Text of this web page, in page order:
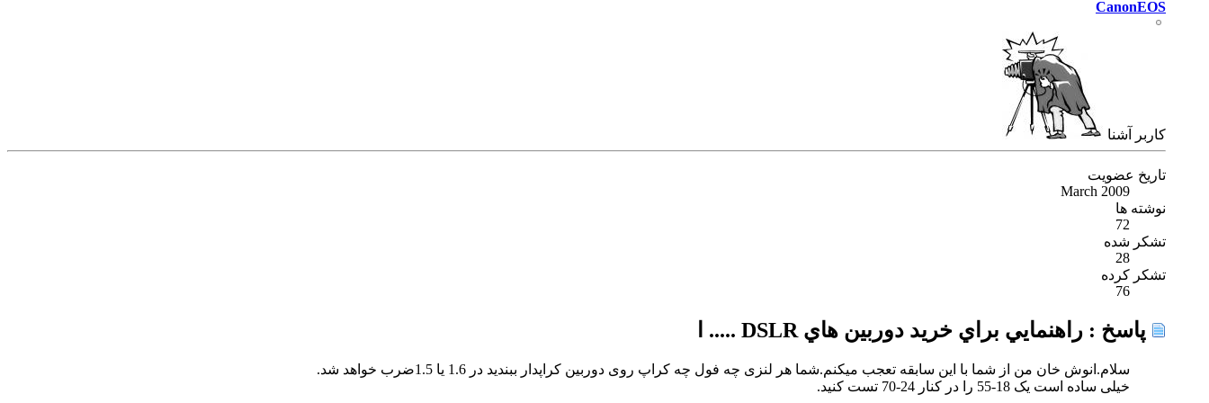
CanonEOS
كاربر آشنا
تاریخ عضویت
March 2009
نوشته ها
72
تشکر شده
28
تشکر کرده
76
پاسخ : راهنمايي براي خريد دوربين هاي DSLR ..... ا
سلام.انوش خان من از شما با این سابقه تعجب میکنم.شما هر لنزی چه فول چه کراپ روی دوربین کراپدار ببندید در 1.6 یا 1.5ضرب خواهد شد.
خیلی ساده است یک 18-55 را در کنار 24-70 تست کنید.